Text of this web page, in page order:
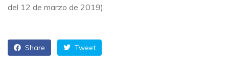
del 12 de marzo de 2019).
Share Tweet